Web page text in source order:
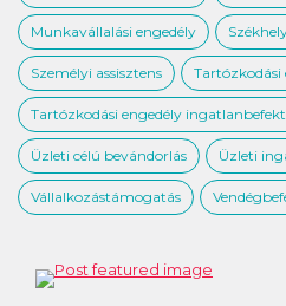
Munkavállalási engedély
Személyi assisztens Tartózkodási
Tartózkodási engedély
Üzleti célú bevándorlás Üzleti
Vállalkozástámogatás